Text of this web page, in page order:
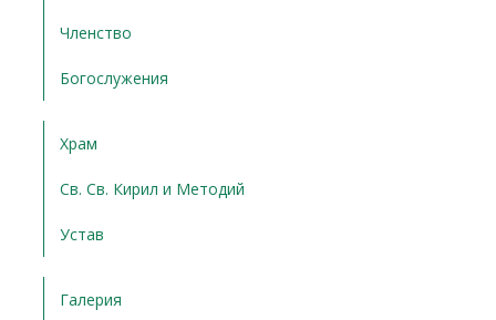
Членство
Богослужения
Храм
Св. Св. Кирил и Методий
Устав
Галерия